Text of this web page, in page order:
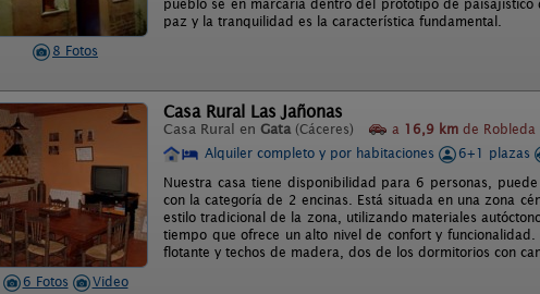
8 Fotos
pueblo se en marcaría dentro del prototipo de
paz y la tranquilidad es la característica fundamental.
6 Fotos Video
Casa Rural Las Jañonas
Casa Rural en Gata (Cáceres) a 16,9 km de Robleda
Alquiler completo y por habitaciones
6+1 plazas
Nuestra casa tiene disponibilidad para 6 personas,
con la categoría de 2 encinas. Está situada en una zona
estilo tradicional de la zona, utilizando materiales
tiempo que ofrece un alto nivel de confort y
flotante y techos de madera, dos de los dormitorios con